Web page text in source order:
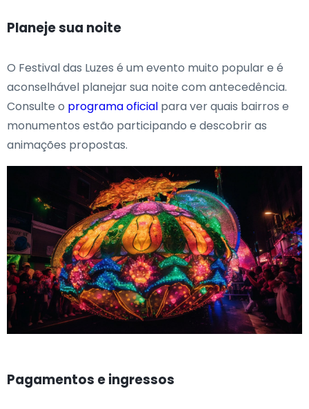
Planeje sua noite
O Festival das Luzes é um evento muito popular e é
aconselhável planejar sua noite com antecedência.
Consulte o programa oficial para ver quais bairros e
monumentos estão participando e descobrir as
animações propostas.
Pagamentos e ingressos